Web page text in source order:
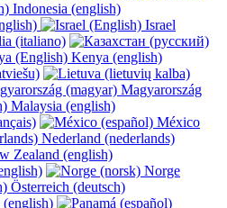
Indonesia (english)
Israel
(italiano)
Kenya (english)
Magyarország
Malaysia (english)
México
Nederland (nederlands)
Zealand (english)
Norge
Österreich (deutsch)
(english)